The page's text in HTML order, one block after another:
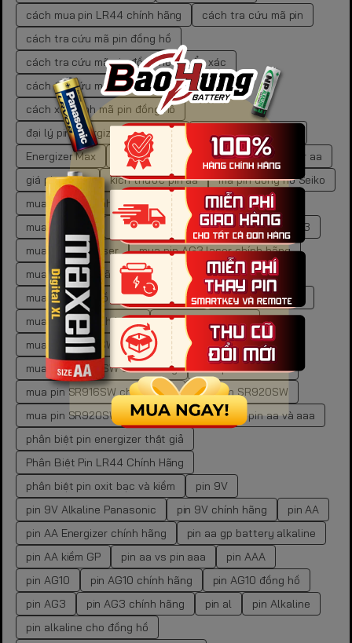
cách mua pin LR44 chính hãng
cách tra cứu mã pin
cách tra cứu mã pin đồng hồ
cách tra cứu mã pin đồng hồ chuẩn xác
cách tra cứu mã pin đồng hồ tại nhà
cách xác định mã pin đồng hồ
đại lý pin energizer chính hãng
dung lượng pin aaa
Energizer Max
Energizer Max AA
giá pin energizer aa
giá pin gp aa
kích thước pin aa
mã pin đồng hồ Seiko
mua pin 9V chính hãng
mua pin aa chính hãng
mua pin AG10
mua pin AG10 đồng hồ
mua pin AG3
mua pin AG3 laser
mua pin AG3 laser chính hãng
mua pin chính hãng
mua pin cr2450 chính hãng
mua pin đồng hồ Seiko chính hãng
mua pin gp ở đâu
mua pin LR chính hãng
mua pin SR621SW
mua pin SR621SW chính hãng
mua pin SR626SW chính hãng
mua pin SR916SW
mua pin SR916SW chính hãng
mua pin SR920SW
mua pin SR920SW chính hãng
phân biệt pin aa và aaa
phân biệt pin energizer thật giả
Phân Biệt Pin LR44 Chính Hãng
phân biệt pin oxit bạc và kiềm
pin 9V
pin 9V Alkaline Panasonic
pin 9V chính hãng
pin AA
pin AA Energizer chính hãng
pin aa gp battery alkaline
pin AA kiềm GP
pin aa vs pin aaa
pin AAA
pin AG10
pin AG10 chính hãng
pin AG10 đồng hồ
pin AG3
pin AG3 chính hãng pin al
pin Alkaline
pin alkaline cho đồng hồ